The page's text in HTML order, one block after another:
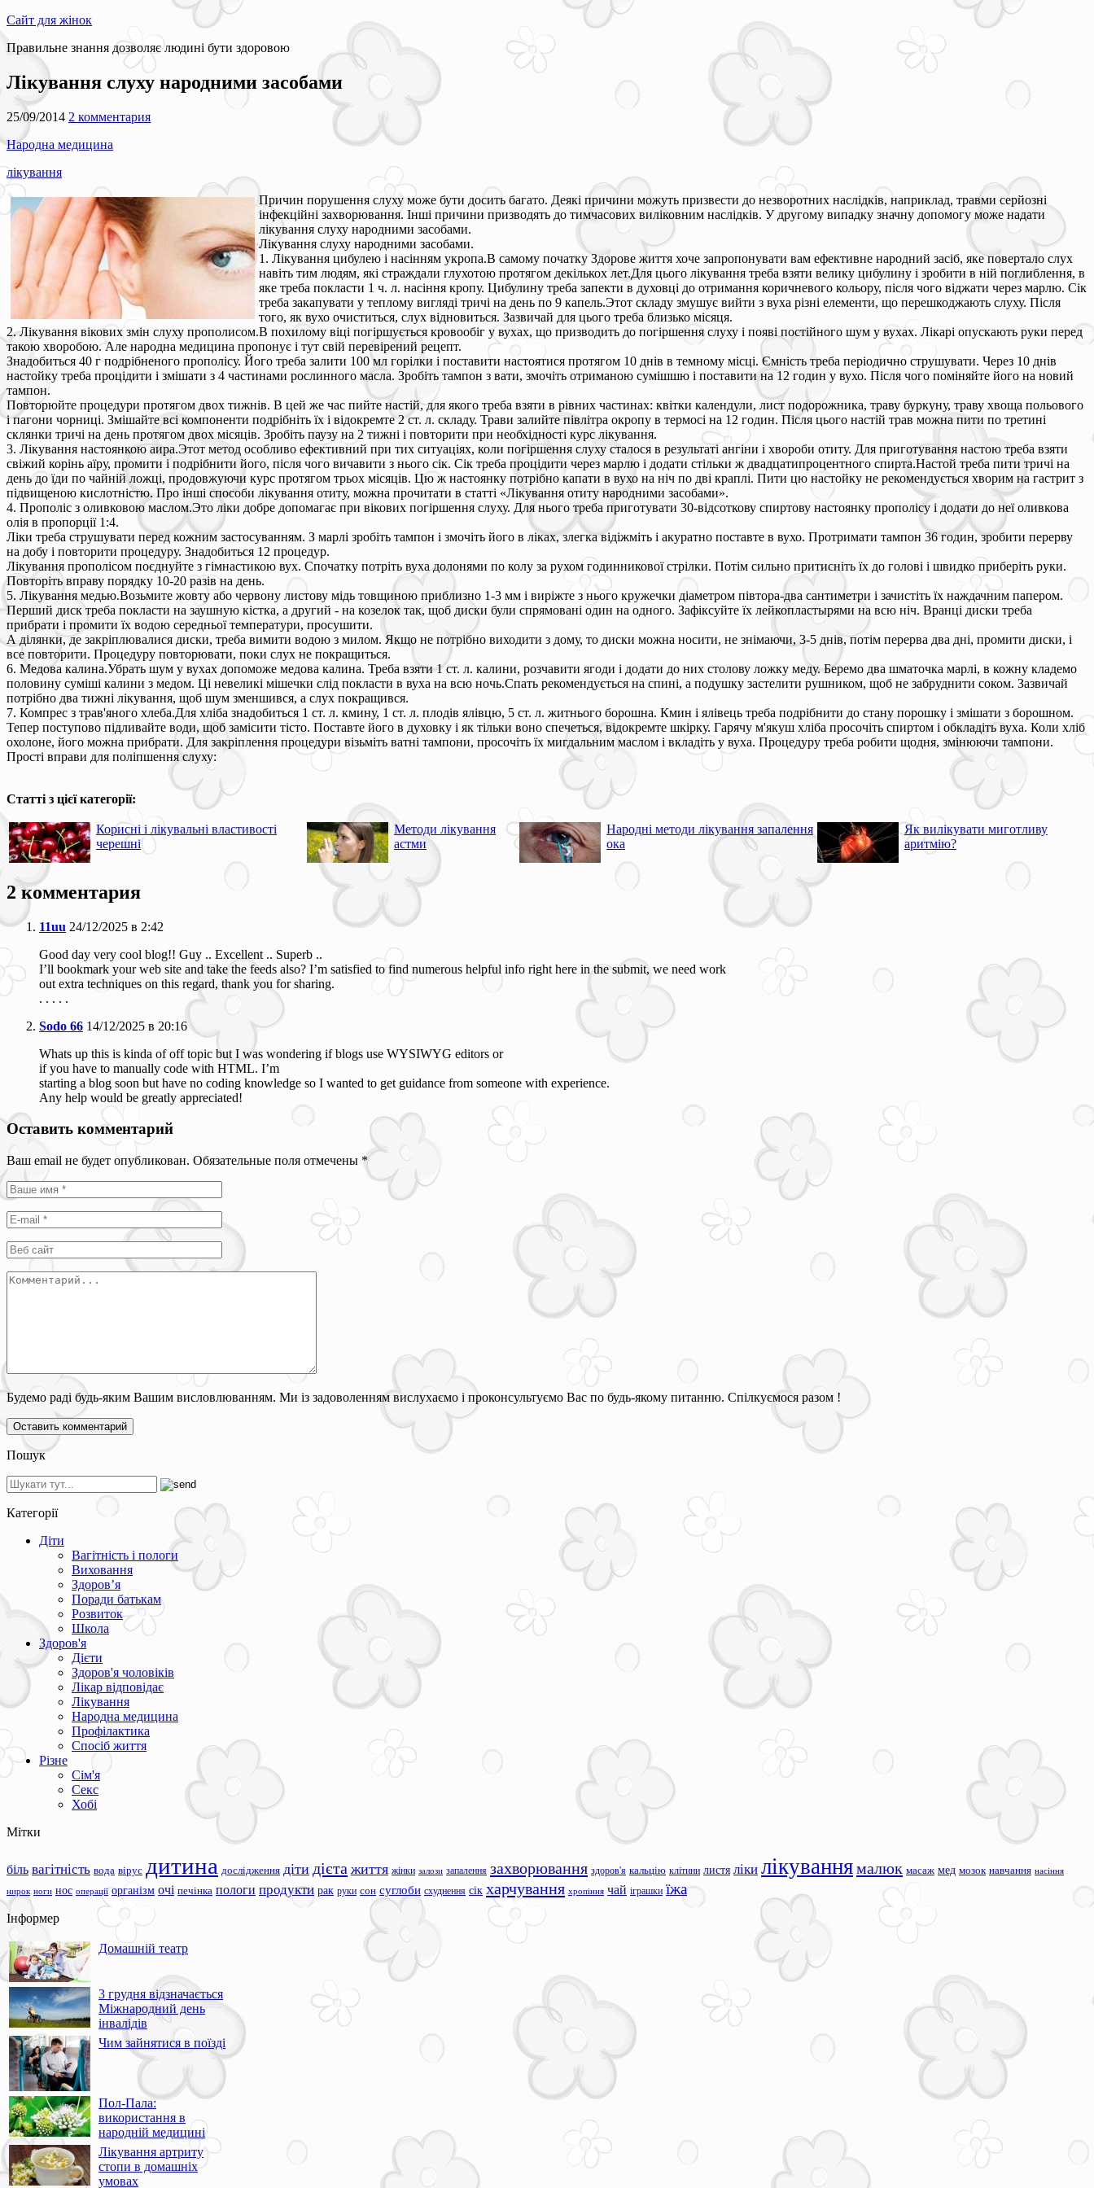
Сайт для жінок
Правильне знання дозволяє людині бути здоровою
Лікування слуху народними засобами
25/09/2014 2 комментария
Народна медицина
лікування
Причин порушення слуху може бути досить багато. Деякі причини можуть призвести до незворотних наслідків, наприклад, травми серйозні
інфекційні захворювання. Інші причини призводять до тимчасових виліковним наслідків. У другому випадку значну допомогу може надати
лікування слуху народними засобами.
Лікування слуху народними засобами.
1. Лікування цибулею і насінням укропа.В самому початку Здорове життя хоче запропонувати вам ефективне народний засіб, яке повертало слух
навіть тим людям, які страждали глухотою протягом декількох лет.Для цього лікування треба взяти велику цибулину і зробити в ній поглиблення, в
яке треба покласти 1 ч. л. насіння кропу. Цибулину треба запекти в духовці до отримання коричневого кольору, після чого віджати через марлю. Сік
треба закапувати у теплому вигляді тричі на день по 9 капель.Этот складу змушує вийти з вуха різні елементи, що перешкоджають слуху. Після
того, як вухо очиститься, слух відновиться. Зазвичай для цього треба близько місяця.
2. Лікування вікових змін слуху прополисом.В похилому віці погіршується кровообіг у вухах, що призводить до погіршення слуху і появі постійного шум у вухах. Лікарі опускають руки перед
такою хворобою. Але народна медицина пропонує і тут свій перевірений рецепт.
Знадобиться 40 г подрібненого прополісу. Його треба залити 100 мл горілки і поставити настоятися протягом 10 днів в темному місці. Ємність треба періодично струшувати. Через 10 днів
настойку треба процідити і змішати з 4 частинами рослинного масла. Зробіть тампон з вати, змочіть отриманою сумішшю і поставити на 12 годин у вухо. Після чого поміняйте його на новий
тампон.
Повторюйте процедури протягом двох тижнів. В цей же час пийте настій, для якого треба взяти в рівних частинах: квітки календули, лист подорожника, траву буркуну, траву хвоща польового
і пагони чорниці. Змішайте всі компоненти подрібніть їх і відокремте 2 ст. л. складу. Трави залийте півлітра окропу в термосі на 12 годин. Після цього настій трав можна пити по третині
склянки тричі на день протягом двох місяців. Зробіть паузу на 2 тижні і повторити при необхідності курс лікування.
3. Лікування настоянкою аира.Этот метод особливо ефективний при тих ситуаціях, коли погіршення слуху сталося в результаті ангіни і хвороби отиту. Для приготування настою треба взяти
свіжий корінь аїру, промити і подрібнити його, після чого вичавити з нього сік. Сік треба процідити через марлю і додати стільки ж двадцатипроцентного спирта.Настой треба пити тричі на
день до їди по чайній ложці, продовжуючи курс протягом трьох місяців. Цю ж настоянку потрібно капати в вухо на ніч по дві краплі. Пити цю настойку не рекомендується хворим на гастрит з
підвищеною кислотністю. Про інші способи лікування отиту, можна прочитати в статті «Лікування отиту народними засобами».
4. Прополіс з оливковою маслом.Это ліки добре допомагає при вікових погіршення слуху. Для нього треба приготувати 30-відсоткову спиртову настоянку прополісу і додати до неї оливкова
олія в пропорції 1:4.
Ліки треба струшувати перед кожним застосуванням. З марлі зробіть тампон і змочіть його в ліках, злегка відіжміть і акуратно поставте в вухо. Протримати тампон 36 годин, зробити перерву
на добу і повторити процедуру. Знадобиться 12 процедур.
Лікування прополісом поєднуйте з гімнастикою вух. Спочатку потріть вуха долонями по колу за рухом годинникової стрілки. Потім сильно притисніть їх до голові і швидко приберіть руки.
Повторіть вправу порядку 10-20 разів на день.
5. Лікування медью.Возьмите жовту або червону листову мідь товщиною приблизно 1-3 мм і виріжте з нього кружечки діаметром півтора-два сантиметри і зачистіть їх наждачним папером.
Перший диск треба покласти на заушную кістка, а другий - на козелок так, щоб диски були спрямовані один на одного. Зафіксуйте їх лейкопластырями на всю ніч. Вранці диски треба
прибрати і промити їх водою середньої температури, просушити.
А ділянки, де закріплювалися диски, треба вимити водою з милом. Якщо не потрібно виходити з дому, то диски можна носити, не знімаючи, 3-5 днів, потім перерва два дні, промити диски, і
все повторити. Процедуру повторювати, поки слух не покращиться.
6. Медова калина.Убрать шум у вухах допоможе медова калина. Треба взяти 1 ст. л. калини, розчавити ягоди і додати до них столову ложку меду. Беремо два шматочка марлі, в кожну кладемо
половину суміші калини з медом. Ці невеликі мішечки слід покласти в вуха на всю ночь.Спать рекомендується на спині, а подушку застелити рушником, щоб не забруднити соком. Зазвичай
потрібно два тижні лікування, щоб шум зменшився, а слух покращився.
7. Компрес з трав'яного хлеба.Для хліба знадобиться 1 ст. л. кмину, 1 ст. л. плодів ялівцю, 5 ст. л. житнього борошна. Кмин і ялівець треба подрібнити до стану порошку і змішати з борошном.
Тепер поступово підливайте води, щоб замісити тісто. Поставте його в духовку і як тільки воно спечеться, відокремте шкірку. Гарячу м'якуш хліба просочіть спиртом і обкладіть вуха. Коли хліб
охолоне, його можна прибрати. Для закріплення процедури візьміть ватні тампони, просочіть їх мигдальним маслом і вкладіть у вуха. Процедуру треба робити щодня, змінюючи тампони.
Прості вправи для поліпшення слуху:
Статті з цієї категорії:
Корисні і лікувальні властивості
черешні
Методи лікування
астми
Народні методи лікування запалення
ока
Як вилікувати миготливу
аритмію?
2 комментария
11uu 24/12/2025 в 2:42
Good day very cool blog!! Guy .. Excellent .. Superb ..
I’ll bookmark your web site and take the feeds also? I’m satisfied to find numerous helpful info right here in the submit, we need work
out extra techniques on this regard, thank you for sharing.
. . . . .
Sodo 66 14/12/2025 в 20:16
Whats up this is kinda of off topic but I was wondering if blogs use WYSIWYG editors or
if you have to manually code with HTML. I’m
starting a blog soon but have no coding knowledge so I wanted to get guidance from someone with experience.
Any help would be greatly appreciated!
Оставить комментарий
Ваш email не будет опубликован. Обязательные поля отмечены *
Будемо раді будь-яким Вашим висловлюванням. Ми із задоволенням вислухаємо і проконсультуємо Вас по будь-якому питанню. Спілкуємося разом !
Пошук
Категорії
Діти
Вагітність і пологи
Виховання
Здоров’я
Поради батькам
Розвиток
Школа
Здоров'я
Дієти
Здоров'я чоловіків
Лікар відповідає
Лікування
Народна медицина
Профілактика
Спосіб життя
Різне
Сім'я
Секс
Хобі
Мітки
біль вагітність вода вірус дитина дослідження діти дієта життя жінки залози запалення захворювання здоров'я кальцію клітини листя ліки лікуваннямалюк масаж мед мозок навчання насіння
нирок ноги нос операції організм очі печінка пологи продукти рак руки сон суглоби схуднення сік харчування хропіння чай іграшки їжа
Інформер
Домашній театр
3 грудня відзначається
Міжнародний день
інвалідів
Чим зайнятися в поїзді
Пол-Пала:
використання в
народній медицині
Лікування артриту
стопи в домашніх
умовах